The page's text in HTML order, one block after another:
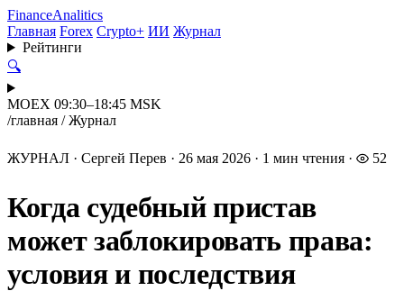
FinanceAnalitics
Главная Forex Crypto+ ИИ Журнал
Рейтинги
🔍
MOEX 09:30–18:45 MSK
/главная / Журнал
ЖУРНАЛ · Сергей Перев · 26 мая 2026 · 1 мин чтения · 52
Когда судебный пристав
может заблокировать права:
условия и последствия